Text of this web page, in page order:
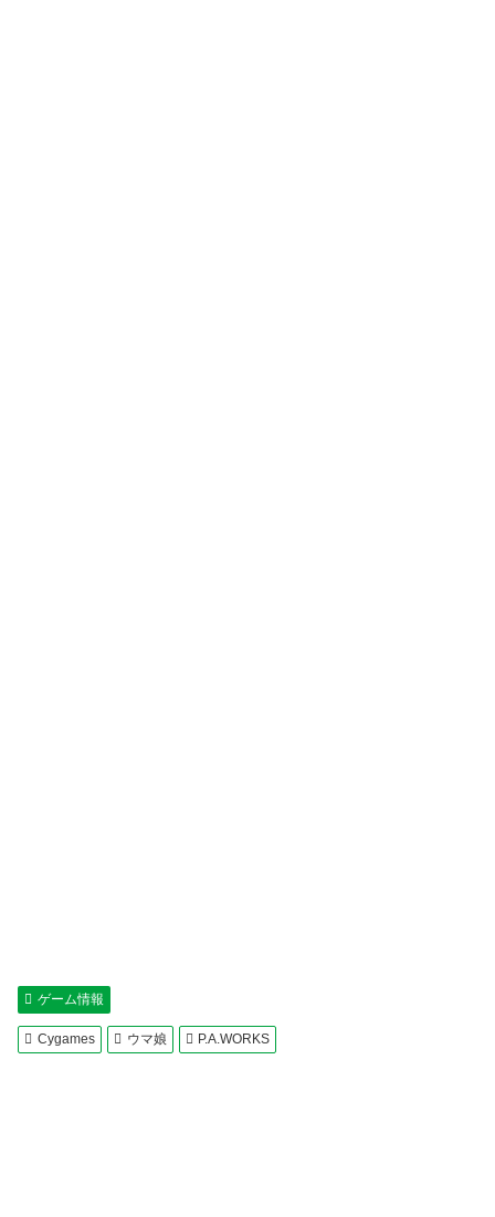
ゲーム情報
Cygames ウマ娘 P.A.WORKS